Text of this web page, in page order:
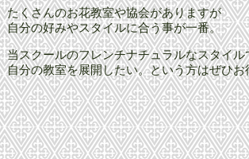
たくさんのお花教室や協会がありますが
自分の好みやスタイルに合う事が一番。
当スクールのフレンチナチュラルなスタイル
自分の教室を展開したい。という方はぜひ